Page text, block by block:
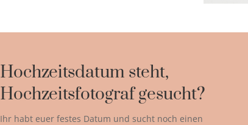
Hochzeitsdatum steht,
Hochzeitsfotograf gesucht?
Ihr habt euer festes Datum und sucht noch einen